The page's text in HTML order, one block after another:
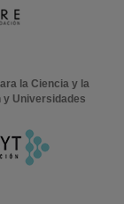
la Ciencia y la
y Universidades